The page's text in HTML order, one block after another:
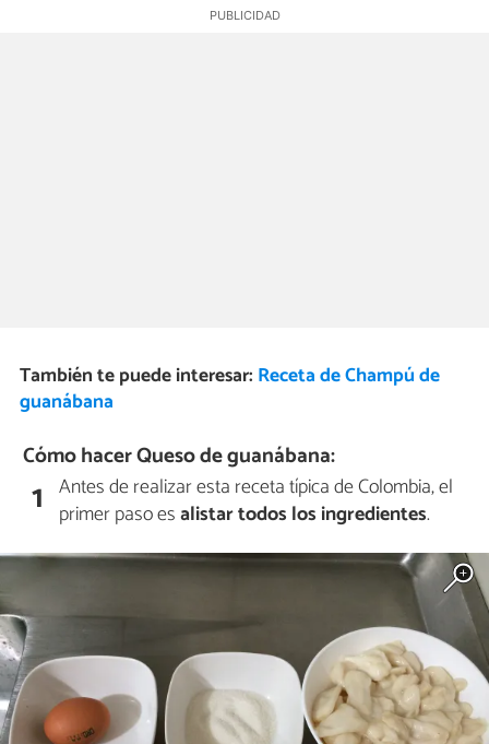
También te puede interesar: Receta de Champú de
guanábana
Cómo hacer Queso de guanábana:
1 Antes de realizar esta receta típica de Colombia, el
primer paso esalistar todos los ingredientes.